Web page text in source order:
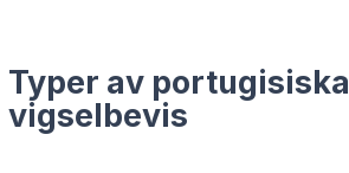
Typer av portugisiska
vigselbevis